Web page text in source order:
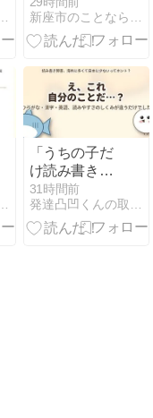
迎・料金・学
びの内容を比
がれて〜 節約＆お得を楽しむ
「うちの子だ
け読み書きが
苦手…？」実
は海外では10
人に1人が読
31時間前
発達凸凹くんの取り扱い説明書